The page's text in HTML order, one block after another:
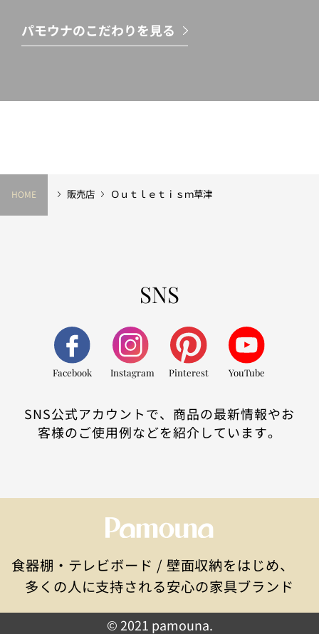
パモウナのこだわりを見る
HOME 販売店 Ｏｕｔｌｅｔｉｓｍ草津
SNS
Facebook Instagram Pinterest YouTube
SNS公式アカウントで、商品の最新情報やお
客様のご使用例などを紹介しています。
食器棚・テレビボード / 壁面収納をはじめ、
多くの人に支持される安心の家具ブランド
© 2021 pamouna.